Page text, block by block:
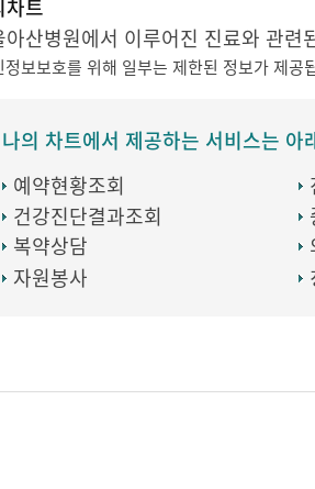
차트
아산병원에서 이루어진 진료와 관
정보보호를 위해 일부는 제한된 정보가 제공
나의 차트에서 제공하는 서비스는 아
예약현황조회
건강진단결과조회
복약상담
자원봉사